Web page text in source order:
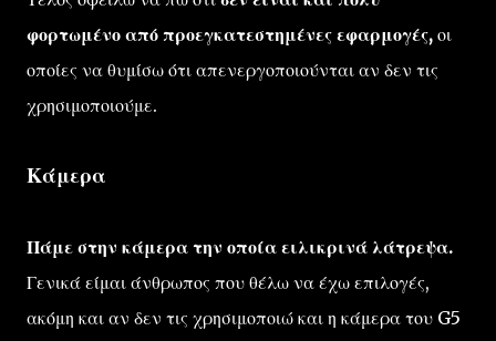
φορτωμένο από προεγκατεστημένες εφαρμογές, οι
οποίες να θυμίσω ότι απενεργοποιούνται αν δεν τις
χρησιμοποιούμε.
Κάμερα
Πάμε στην κάμερα την οποία ειλικρινά λάτρεψα.
Γενικά είμαι άνθρωπος που θέλω να έχω επιλογές,
ακόμη και αν δεν τις χρησιμοποιώ και η κάμερα του G5